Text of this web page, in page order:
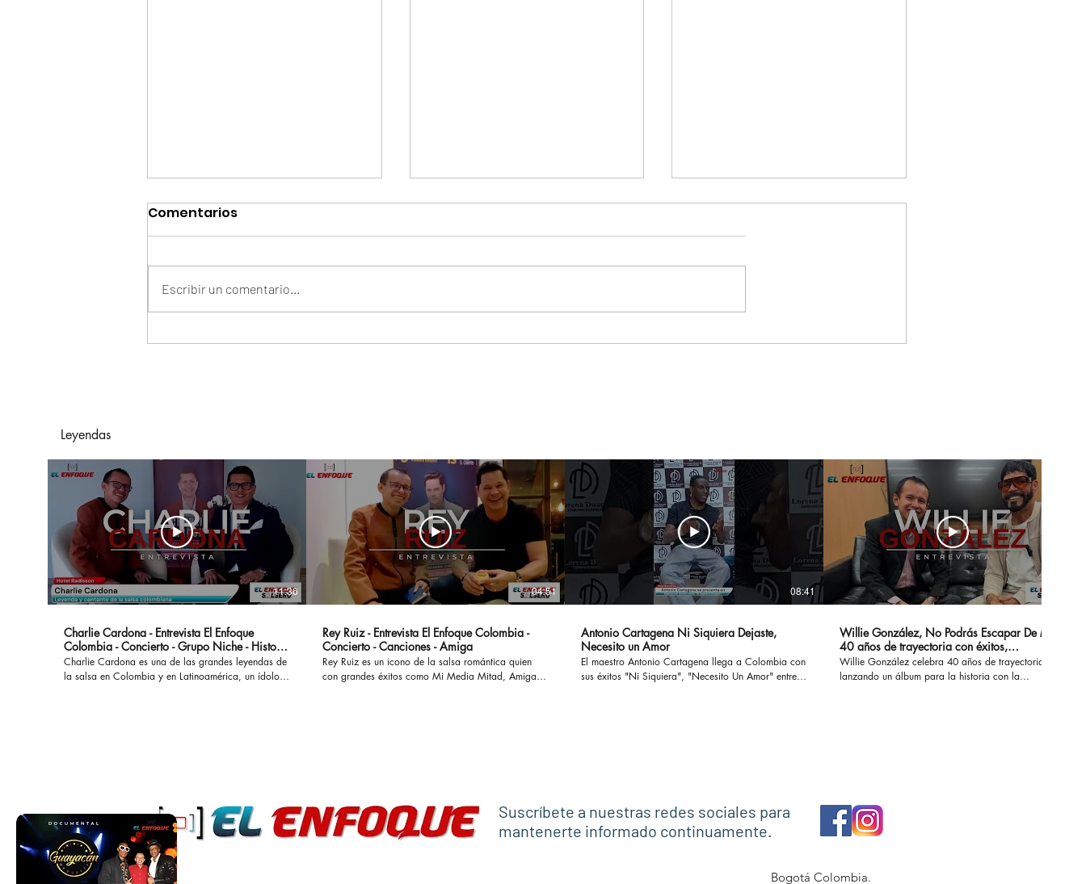
Arelys Henao Y Grupo
Jessi Uribe pregunta lo
Maca & Gero, los artistas
Comentarios
Escribir un comentario...
Leyendas
11:36
Charlie Cardona - Entrevista El Enfoque
Colombia - Concierto - Grupo Niche - Historia
- Canciones
Charlie Cardona es una de las grandes leyendas de
la salsa en Colombia y en Latinoamérica, un ídolo
04:51
Rey Ruiz - Entrevista El Enfoque Colombia -
Concierto - Canciones - Amiga
Rey Ruiz es un icono de la salsa romántica quien
con grandes éxitos como Mi Media Mitad, Amiga,
#romantico #salsomanos #salsacubana #salsabaul
#salsaconestilo
08:41
Antonio Cartagena Ni Siquiera Dejaste,
Necesito un Amor
El maestro Antonio Cartagena llega a Colombia con
sus éxitos "Ni Siquiera", "Necesito Un Amor" entre
Willie González, No Podrás Escapar De Mi -
40 años de trayectoria con éxitos,
sensualidad y erotismo
Willie González celebra 40 años de trayectoria
lanzando un álbum para la historia con la
Suscríbete a nuestras redes sociales para
mantenerte informado continuamente.
Bogotá Colombia.